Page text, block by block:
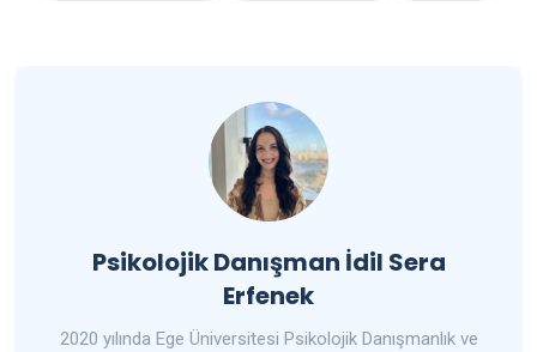
Psikolojik Danışman İdil Sera
Erfenek
2020 yılında Ege Üniversitesi Psikolojik Danışmanlık ve